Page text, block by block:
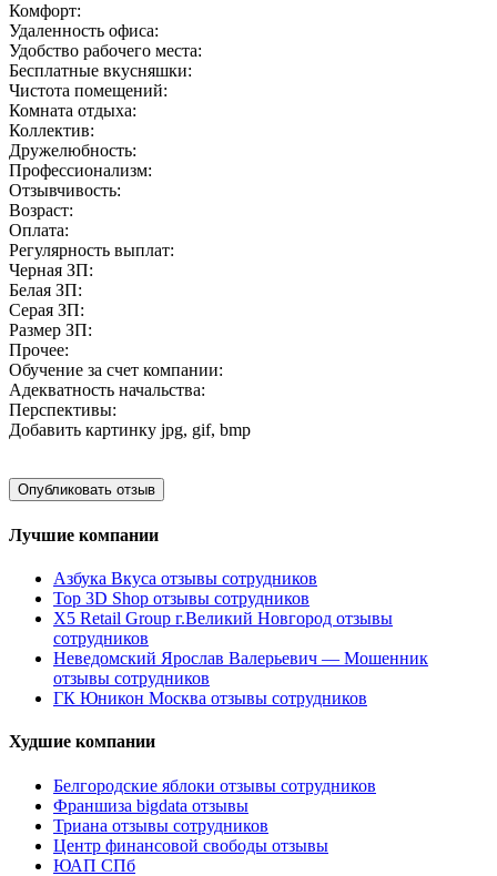
Комфорт:
Удаленность офиса:
Удобство рабочего места:
Бесплатные вкусняшки:
Чистота помещений:
Комната отдыха:
Коллектив:
Дружелюбность:
Профессионализм:
Отзывчивость:
Возраст:
Оплата:
Регулярность выплат:
Черная ЗП:
Белая ЗП:
Серая ЗП:
Размер ЗП:
Прочее:
Обучение за счет компании:
Адекватность начальства:
Перспективы:
Добавить картинку jpg, gif, bmp
Лучшие компании
Азбука Вкуса отзывы сотрудников
Top 3D Shop отзывы сотрудников
X5 Retail Group г.Великий Новгород отзывы
сотрудников
Неведомский Ярослав Валерьевич — Мошенник
отзывы сотрудников
ГК Юникон Москва отзывы сотрудников
Худшие компании
Белгородские яблоки отзывы сотрудников
Франшиза bigdata отзывы
Триана отзывы сотрудников
Центр финансовой свободы отзывы
ЮАП СПб